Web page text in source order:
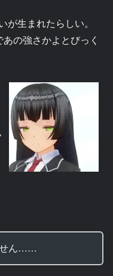
生まれたらしい。
の強さかよとびっく
せん……